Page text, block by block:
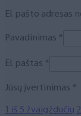
El. pašto adresas
Pavadinimas *
El. paštas *
Jūsų įvertinimas *
1 iš 5 žvaigždučių